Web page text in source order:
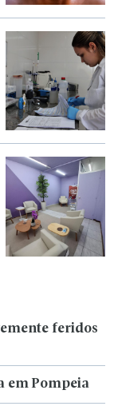
feridos
em Pompeia